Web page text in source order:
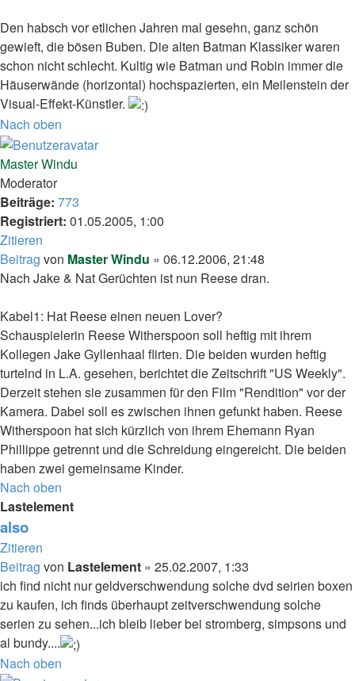
Den habsch vor etlichen Jahren mal gesehn, ganz schön
gewieft, die bösen Buben. Die alten Batman Klassiker waren
schon nicht schlecht. Kultig wie Batman und Robin immer die
Häuserwände (horizontal) hochspazierten, ein Meilenstein der
Visual-Effekt-Künstler.
Nach oben
Master Windu
Moderator
Beiträge: 773
Registriert: 01.05.2005, 1:00
Zitieren
Beitrag von Master Windu » 06.12.2006, 21:48
Nach Jake & Nat Gerüchten ist nun Reese dran.
Kabel1: Hat Reese einen neuen Lover?
Schauspielerin Reese Witherspoon soll heftig mit ihrem
Kollegen Jake Gyllenhaal flirten. Die beiden wurden heftig
turtelnd in L.A. gesehen, berichtet die Zeitschrift "US Weekly".
Derzeit stehen sie zusammen für den Film "Rendition" vor der
Kamera. Dabei soll es zwischen ihnen gefunkt haben. Reese
Witherspoon hat sich kürzlich von ihrem Ehemann Ryan
Phillippe getrennt und die Schreidung eingereicht. Die beiden
haben zwei gemeinsame Kinder.
Nach oben
Lastelement
also
Zitieren
Beitrag von Lastelement » 25.02.2007, 1:33
ich find nicht nur geldverschwendung solche dvd seirien boxen
zu kaufen, ich finds überhaupt zeitverschwendung solche
serien zu sehen...ich bleib lieber bei stromberg, simpsons und
al bundy....
Nach oben